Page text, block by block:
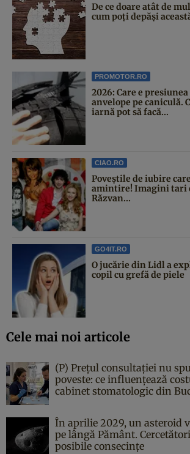
De ce doare atât de
cum poți depăși
PROMOTOR.RO
2026: Care e
anvelope pe caniculă.
iarnă pot să facă...
CIAO.RO
Poveştile de iubire
amintire! Imagini tari
Răzvan...
GO4IT.RO
O jucărie din Lidl a
copil cu grefă de piele
Cele mai noi articole
(P) Prețul consultației nu
poveste: ce influențează
cabinet stomatologic din
În aprilie 2029, un asteroid
pe lângă Pământ.
posibile consecințe